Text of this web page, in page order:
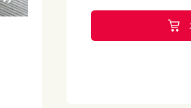
熱量 129kcal
たんぱく質 7.8ｇ